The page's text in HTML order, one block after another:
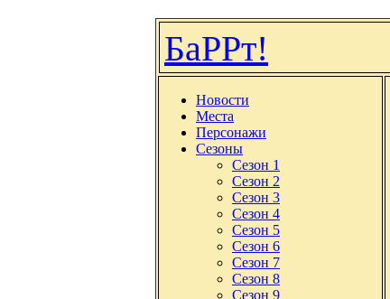
БаРРт!
Новости
Места
Персонажи
Сезоны
Сезон 1
Сезон 2
Сезон 3
Сезон 4
Сезон 5
Сезон 6
Сезон 7
Сезон 8
Сезон 9